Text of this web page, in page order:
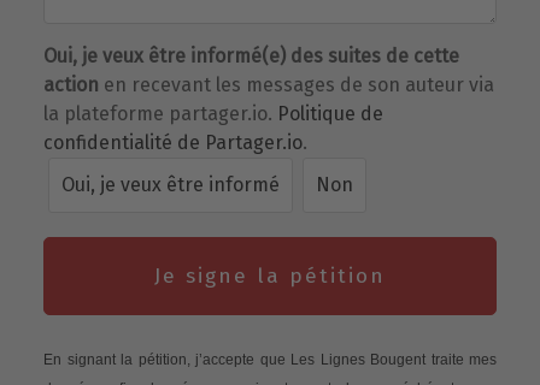
Oui, je veux être informé(e) des suites de cette
action en recevant les messages de son auteur via
la plateforme partager.io. Politique de
confidentialité de Partager.io.
Oui, je veux être informé
Non
Je signe la pétition
En signant la pétition, j’accepte que Les Lignes Bougent traite mes